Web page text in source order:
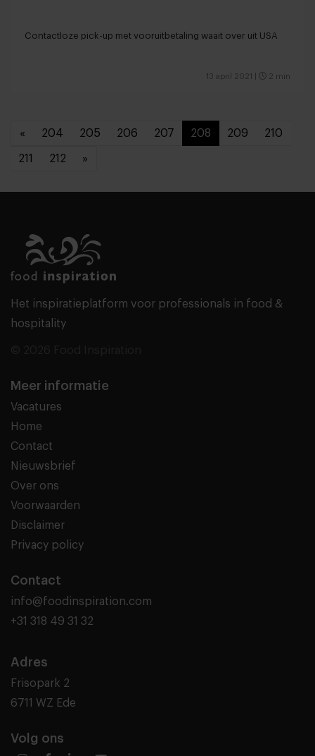
Contactloze pick-up met vooruitbetaling waait over uit USA
13 april 2021 2 min
« 204 205 206 207 208 209 210
211 212 »
Het inspiratieplatform voor professionals in food &
hospitality
Meer informatie
Vacatures
Home
Contact
Nieuwsbrief
Over ons
Voorwaarden
Disclaimer
Privacy policy
Contact
info@foodinspiration.com
+31 318 49 31 32
Adres
Frisopark 2
6711 WZ Ede
Volg ons